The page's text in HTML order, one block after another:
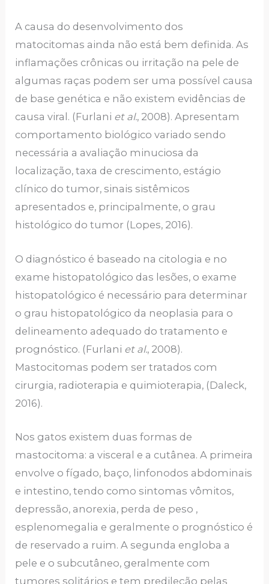
A causa do desenvolvimento dos
matocitomas ainda não está bem definida. As
inflamações crônicas ou irritação na pele de
algumas raças podem ser uma possível causa
de base genética e não existem evidências de
causa viral. (Furlani et al., 2008). Apresentam
comportamento biológico variado sendo
necessária a avaliação minuciosa da
localização, taxa de crescimento, estágio
clínico do tumor, sinais sistêmicos
apresentados e, principalmente, o grau
histológico do tumor (Lopes, 2016).
O diagnóstico é baseado na citologia e no
exame histopatológico das lesões, o exame
histopatológico é necessário para determinar
o grau histopatológico da neoplasia para o
delineamento adequado do tratamento e
prognóstico. (Furlani et al., 2008).
Mastocitomas podem ser tratados com
cirurgia, radioterapia e quimioterapia, (Daleck,
2016).
Nos gatos existem duas formas de
mastocitoma: a visceral e a cutânea. A primeira
envolve o fígado, baço, linfonodos abdominais
e intestino, tendo como sintomas vômitos,
depressão, anorexia, perda de peso ,
esplenomegalia e geralmente o prognóstico é
de reservado a ruim. A segunda engloba a
pele e o subcutâneo, geralmente com
tumores solitários e tem predileção pelas